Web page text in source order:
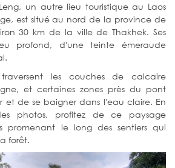
un autre lieu touristique au Laos
est situé au nord de la province de
30 km de la ville de Thakhek. Ses
profond, d'une teinte émeraude
les couches de calcaire
et certaines zones près du pont
et de se baigner dans l'eau claire. En
photos, profitez de ce paysage
promenant le long des sentiers qui
forêt.